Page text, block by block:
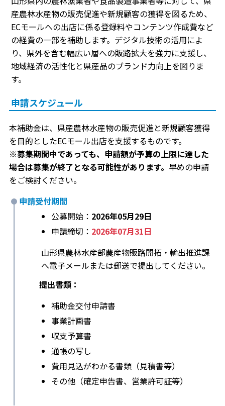
産農林水産物の販売促進や新規顧客の獲得を図るため、
ECモールへの出店に係る登録料やコンテンツ作成費など
の経費の一部を補助します。デジタル技術の活用によ
り、県外を含む幅広い層への販路拡大を強力に支援し、
地域経済の活性化と県産品のブランド力向上を図りま
す。
申請スケジュール
本補助金は、県産農林水産物の販売促進と新規顧客獲得
を目的としたECモール出店を支援するものです。
※募集期間中であっても、申請額が予算の上限に達した
場合は募集が終了となる可能性があります。 早めの申請
をご検討ください。
申請受付期間
公募開始： 2026年05月29日
申請締切： 2026年07月31日
山形県農林水産部農産物販路開拓・輸出推進課
へ電子メールまたは郵送で提出してください。
提出書類：
補助金交付申請書
事業計画書
収支予算書
通帳の写し
費用見込がわかる書類（見積書等）
その他（確定申告書、営業許可証等）